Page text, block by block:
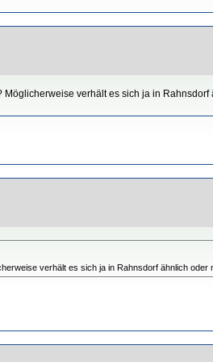
verhält es sich ja in Rahnsdorf
verhält es sich ja in Rahnsdorf ähnlich oder